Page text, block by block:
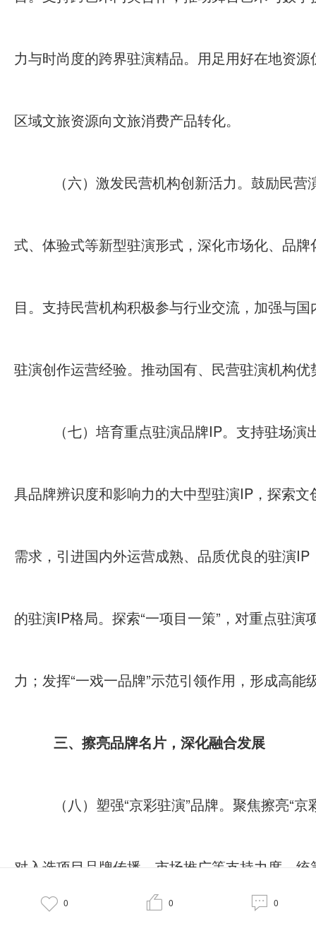
力与时尚度的跨界驻演精品。用足用好在地资
区域文旅资源向文旅消费产品转化。
（六）激发民营机构创新活力。鼓励民
式、体验式等新型驻演形式，深化市场化、品牌
目。支持民营机构积极参与行业交流，加强与
驻演创作运营经验。推动国有、民营驻演机构
（七）培育重点驻演品牌IP。支持驻场
具品牌辨识度和影响力的大中型驻演IP，探索
需求，引进国内外运营成熟、品质优良的驻演
的驻演IP格局。探索“一项目一策”，对重点驻
力；发挥“一戏一品牌”示范引领作用，形成高
三、擦亮品牌名片，深化融合发展
（八）塑强“京彩驻演”品牌。聚焦擦亮“
对入选项目品牌传播、市场推广等支持力度。
 0  0  0